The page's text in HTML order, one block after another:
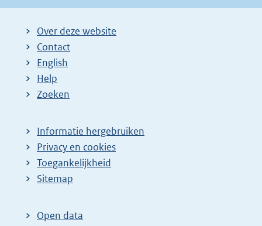
Over deze website
Contact
English
Help
Zoeken
Informatie hergebruiken
Privacy en cookies
Toegankelijkheid
Sitemap
Open data